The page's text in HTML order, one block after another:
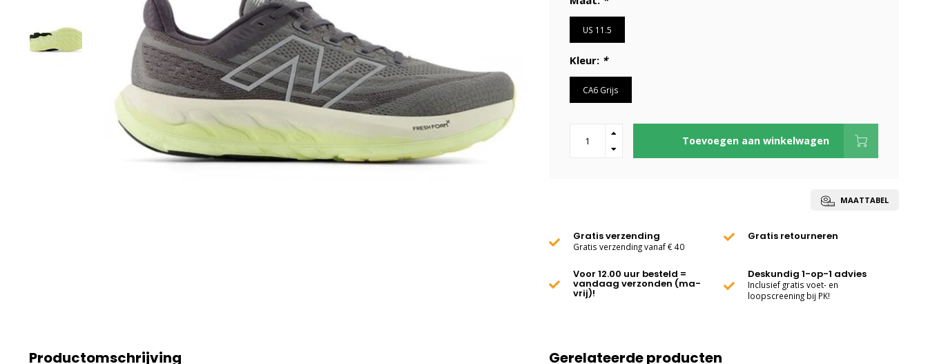
US 11.5
Kleur: *
CA6 Grijs
Toevoegen aan winkelwagen
MAATTABEL
Gratis verzending
Gratis verzending vanaf € 40
Gratis retourneren
Voor 12.00 uur besteld =
vandaag verzonden (ma-
vrij)!
Deskundig 1-op-1 advies
Inclusief gratis voet- en
loopscreening bij PK!
Productomschrijving Gerelateerde producten